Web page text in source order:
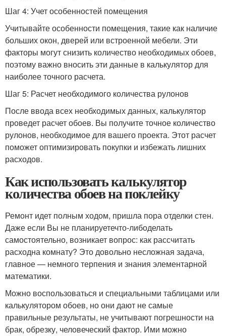
Шаг 4: Учет особенностей помещения
Учитывайте особенности помещения, такие как наличие
больших окон, дверей или встроенной мебели. Эти
факторы могут снизить количество необходимых обоев,
поэтому важно вносить эти данные в калькулятор для
наиболее точного расчета.
Шаг 5: Расчет необходимого количества рулонов
После ввода всех необходимых данных, калькулятор
проведет расчет обоев. Вы получите точное количество
рулонов, необходимое для вашего проекта. Этот расчет
поможет оптимизировать покупки и избежать лишних
расходов.
Как использовать калькулятор
количества обоев на поклейку
Ремонт идет полным ходом, пришла пора отделки стен.
Даже если Вы не планируетечто-либоделать
самостоятельно, возникает вопрос: как рассчитать
расходна комнату? Это довольно несложная задача,
главное — немного терпения и знания элементарной
математики.
Можно воспользоваться и специальными таблицами или
калькулятором обоев, но они дают не самые
правильные результаты, не учитывают погрешности на
брак, обрезку, человеческий фактор. Ими можно